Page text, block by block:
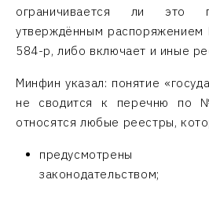
ограничивается ли это
утверждённым
584-р, либо включает и иные
Минфин указал: понятие
не сводится к перечню
относятся любые реестры,
предусмотрены
законодательством;